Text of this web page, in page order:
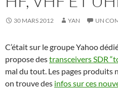
30 MARS 2012 YAN UN
C’était sur le groupe Yahoo
propose destransceivers SDR
mal du tout. Les pages produits
on trouve des infos sur ces